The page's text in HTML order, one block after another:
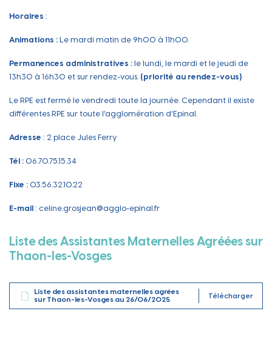
Horaires :
Animations :Le mardi matin de 9h00 à 11h00.
Permanences administratives :le lundi, le mardi et le jeudi de
13h30 à 16h30 et sur rendez-vous. (priorité au rendez-vous)
Le RPE est fermé le vendredi toute la journée. Cependant il existe
différentes RPE sur toute l’agglomération d’Epinal.
Adresse : 2 place Jules Ferry
Tél :06.70.75.15.34
Fixe :03.56.32.10.22
E-mail: celine.grosjean@agglo-epinal.fr
Liste des Assistantes Maternelles Agréées sur
Thaon-les-Vosges
Liste des assistantes maternelles agrées
sur Thaon-les-Vosges au 26/06/2025
Télécharger